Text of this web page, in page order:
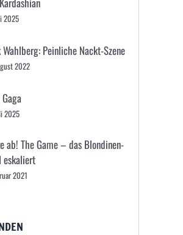
2025
Wahlberg: Peinliche Nackt-Szene
2022
2025
ab! The Game – das Blondinen-
eskaliert
2021